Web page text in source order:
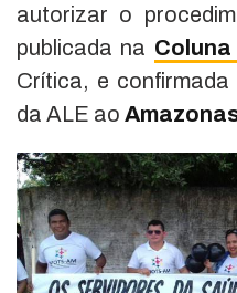
autorizar o
publicada na
Crítica, e
da ALE ao